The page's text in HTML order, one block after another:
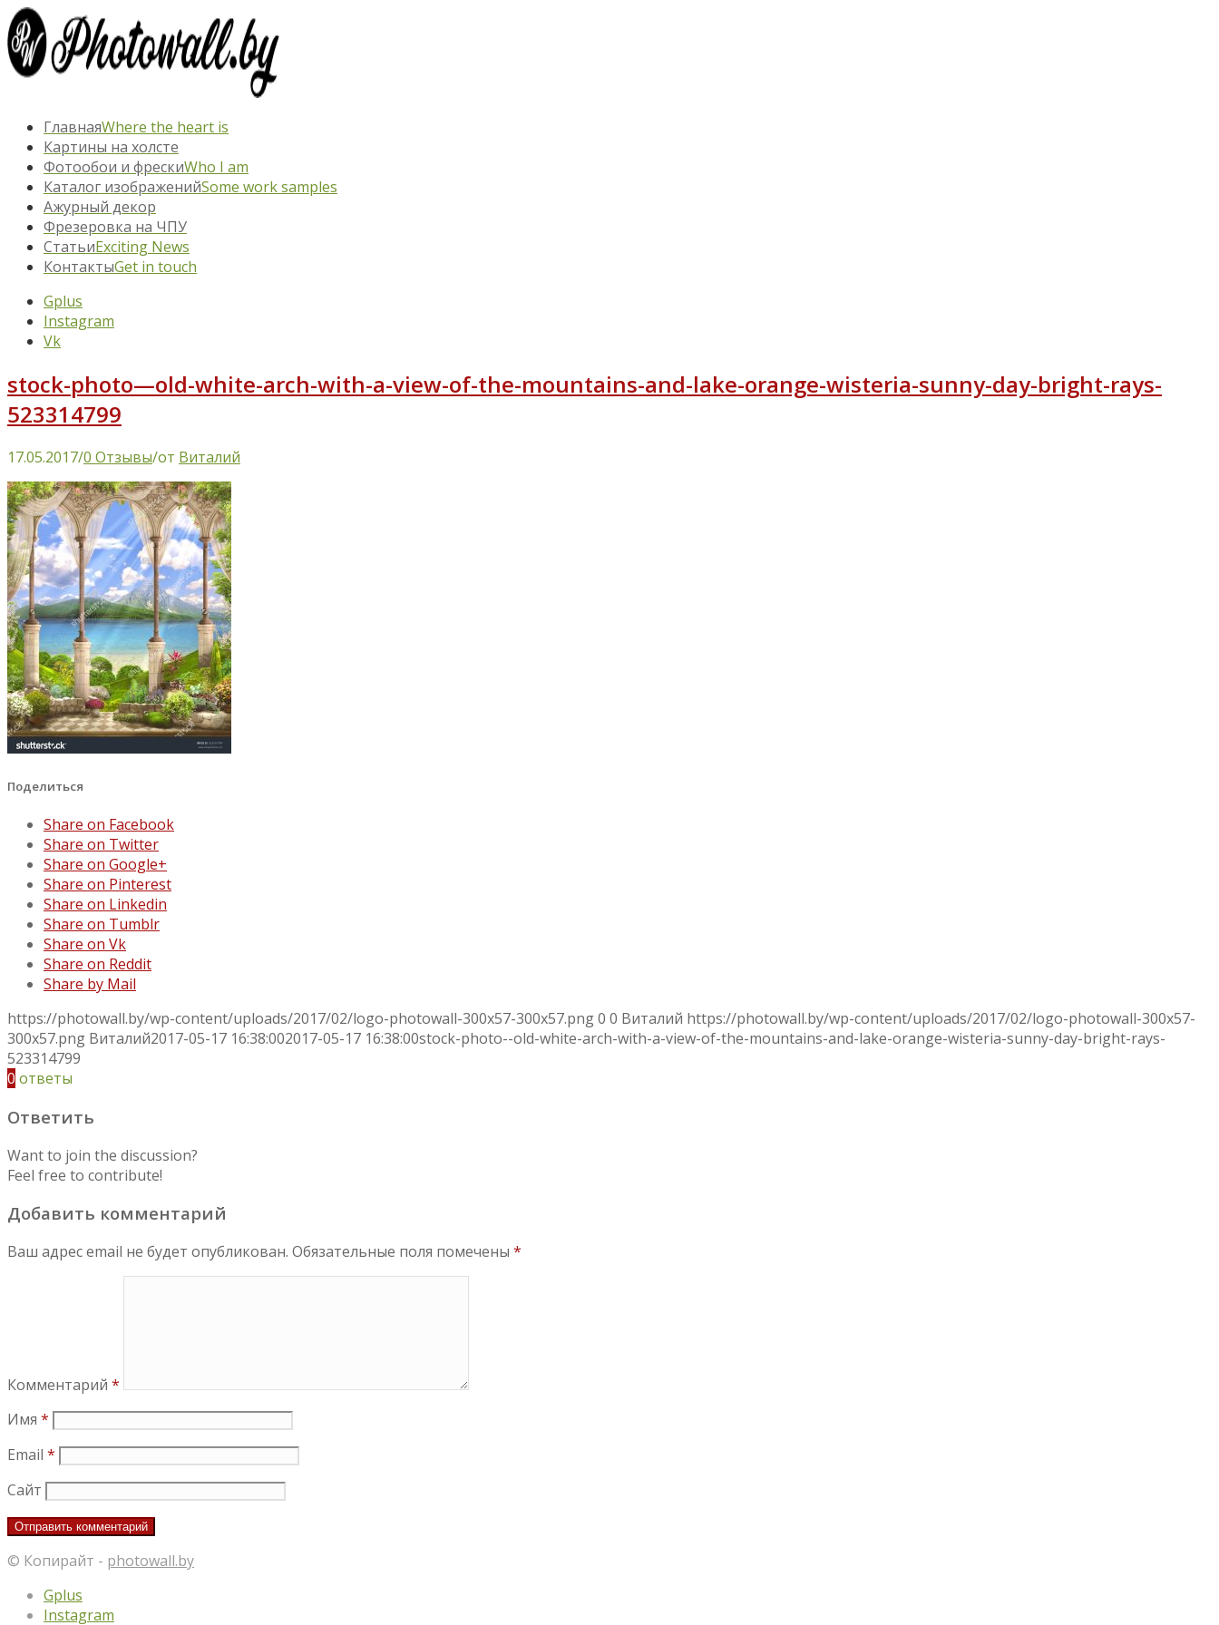
ГлавнаяWhere the heart is
Картины на холсте
Фотообои и фрескиWho I am
Каталог изображенийSome work samples
Ажурный декор
Фрезеровка на ЧПУ
СтатьиExciting News
КонтактыGet in touch
Gplus
Instagram
Vk
stock-photo—old-white-arch-with-a-view-of-the-mountains-and-lake-orange-wisteria-sunny-day-bright-rays-
523314799
17.05.2017/0 Отзывы/от Виталий
Поделиться
Share on Facebook
Share on Twitter
Share on Google+
Share on Pinterest
Share on Linkedin
Share on Tumblr
Share on Vk
Share on Reddit
Share by Mail
https://photowall.by/wp-content/uploads/2017/02/logo-photowall-300x57-300x57.png0 0 Виталий https://photowall.by/wp-content/uploads/2017/02/logo-photowall-300x57-
300x57.png Виталий2017-05-17 16:38:002017-05-17 16:38:00stock-photo--old-white-arch-with-a-view-of-the-mountains-and-lake-orange-wisteria-sunny-day-bright-rays-
523314799
0 ответы
Ответить
Want to join the discussion?
Feel free to contribute!
Добавить комментарий
Ваш адрес email не будет опубликован. Обязательные поля помечены *
Комментарий *
Имя *
Email *
Сайт
© Копирайт - photowall.by
Gplus
Instagram